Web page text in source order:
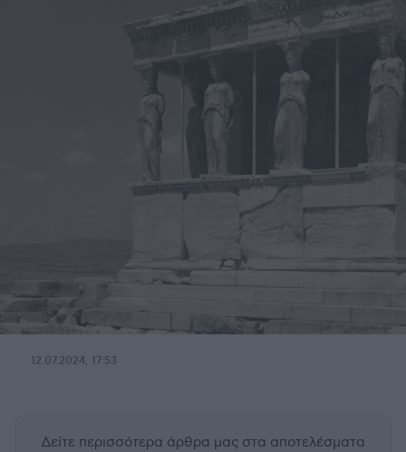
12.07.2024, 17:53
Δείτε περισσότερα άρθρα μας στα αποτελέσματα